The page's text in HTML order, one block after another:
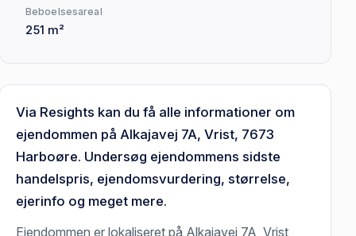
Beboelsesareal
251 m²
Via Resights kan du få alle informationer om
ejendommen på Alkajavej 7A, Vrist, 7673
Harboøre. Undersøg ejendommens sidste
handelspris, ejendomsvurdering, størrelse,
ejerinfo og meget mere.
Ejendommen er lokaliseret på Alkajavej 7A, Vrist,